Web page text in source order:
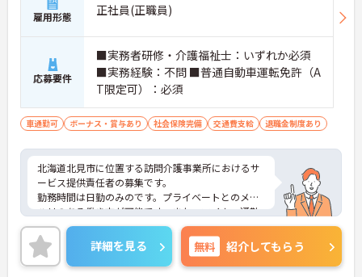
雇用形態 正社員(正職員)
応募要件
■実務者研修・介護福祉士：いずれか必須
■実務経験：不問 ■普通自動車運転免許（A
T限定可）：必須
車通勤可 ボーナス・賞与あり 社会保険完備 交通費支給 退職金制度あり
北海道北見市に位置する訪問介護事業所におけるサ
ービス提供責任者の募集です。
勤務時間は日勤のみのです。プライベートとのメリ
ハリのある働き方が可能です。また、マイカー通勤
が可能です。通勤が苦になりません。
ご興味のある方には、面接対策ポイントなど、さら
に詳細をご案内しますのでお気軽にご相談くださ
い！
詳細を見る 無料 紹介してもらう